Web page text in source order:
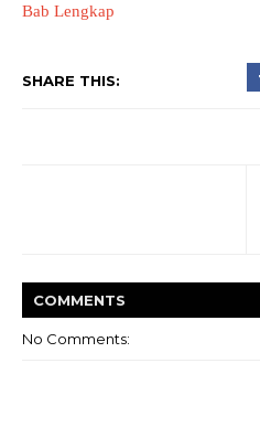
Bab Lengkap
SHARE THIS:
COMMENTS
No Comments: